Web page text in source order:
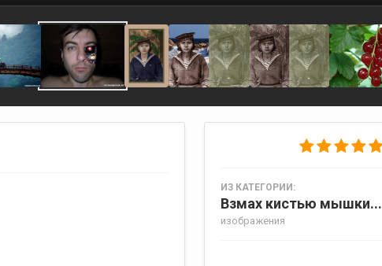
ИЗ КАТЕГОРИИ:
Взмах кистью мышки...
изображения